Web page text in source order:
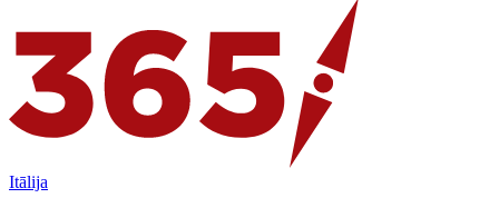
Itālija